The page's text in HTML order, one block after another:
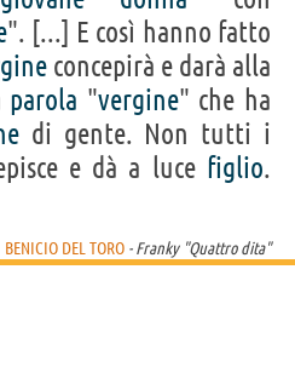
". [...] E così hanno fatto
concepirà e darà alla
parola "vergine" che ha
di gente. Non tutti i
e dà a luce figlio.
BENICIO DEL TORO - Franky "Quattro dita"